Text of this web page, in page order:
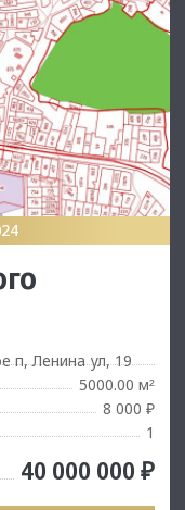
п, Ленина ул, 19
5000.00 м²
8 000 ₽
1
40 000 000 ₽